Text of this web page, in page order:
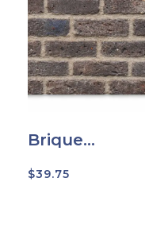
Brique
boite)
$39.75